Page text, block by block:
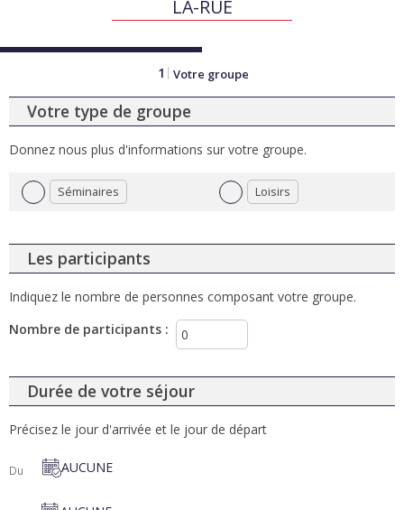
LA-RUE
1 Votre groupe
Votre type de groupe
Donnez nous plus d'informations sur votre groupe.
Séminaires Loisirs
Les participants
Indiquez le nombre de personnes composant votre groupe.
Nombre de participants :
Durée de votre séjour
Précisez le jour d'arrivée et le jour de départ
Du AUCUNE